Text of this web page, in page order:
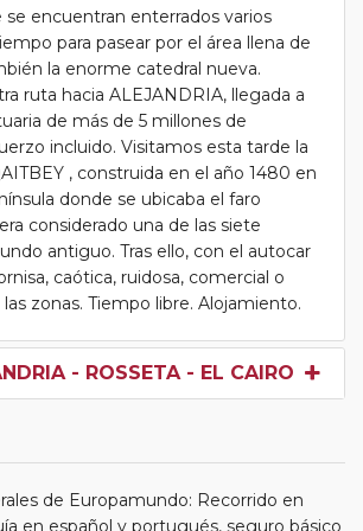
encuentran enterrados varios
para pasear por el área llena de
la enorme catedral nueva.
ruta hacia ALEJANDRIA, llegada a
de más de 5 millones de
incluido. Visitamos esta tarde la
, construida en el año 1480 en
donde se ubicaba el faro
considerado una de las siete
antiguo. Tras ello, con el autocar
caótica, ruidosa, comercial o
zonas. Tiempo libre. Alojamiento.
- ROSSETA - EL CAIRO
de Europamundo: Recorrido en
en español y portugués, seguro básico